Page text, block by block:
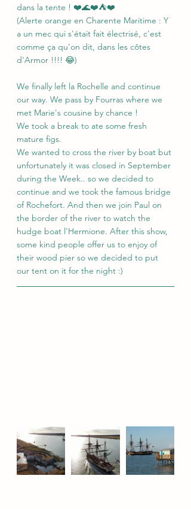
dans la tente ! ❤️🌊❤️⛺❤️
(Alerte orange en Charente Maritime : Y
a un mec qui s'était fait électrisé, c'est
comme ça qu'on dit, dans les côtes
d'Armor !!!! 😂)
We finally left la Rochelle and continue
our way. We pass by Fourras where we
met Marie's cousine by chance !
We took a break to ate some fresh
mature figs.
We wanted to cross the river by boat but
unfortunately it was closed in September
during the Week.. so we decided to
continue and we took the famous bridge
of Rochefort. And then we join Paul on
the border of the river to watch the
hudge boat l'Hermione. After this show,
some kind people offer us to enjoy of
their wood pier so we decided to put
our tent on it for the night :)